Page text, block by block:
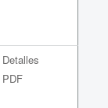
Detalles
PDF